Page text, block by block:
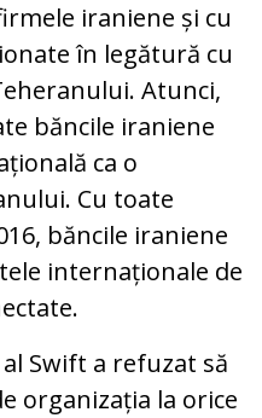
iraniene și cu
în legătură cu
Atunci,
băncile iraniene
ca o
Cu toate
băncile iraniene
internaționale de
Swift a refuzat să
organizația la orice